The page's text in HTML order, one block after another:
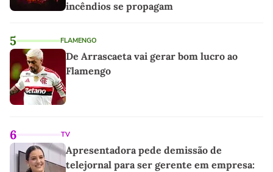
incêndios se propagam
5 FLAMENGO
De Arrascaeta vai gerar bom lucro ao
Flamengo
6 TV
Apresentadora pede demissão de
telejornal para ser gerente em empresa: